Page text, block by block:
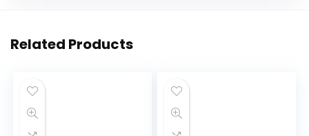
Related Products